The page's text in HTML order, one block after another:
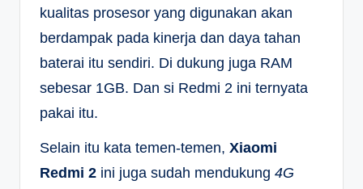
kualitas prosesor yang digunakan akan
berdampak pada kinerja dan daya tahan
baterai itu sendiri. Di dukung juga RAM
sebesar 1GB. Dan si Redmi 2 ini ternyata
pakai itu.
Selain itu kata temen-temen, Xiaomi
Redmi 2 ini juga sudah mendukung 4G